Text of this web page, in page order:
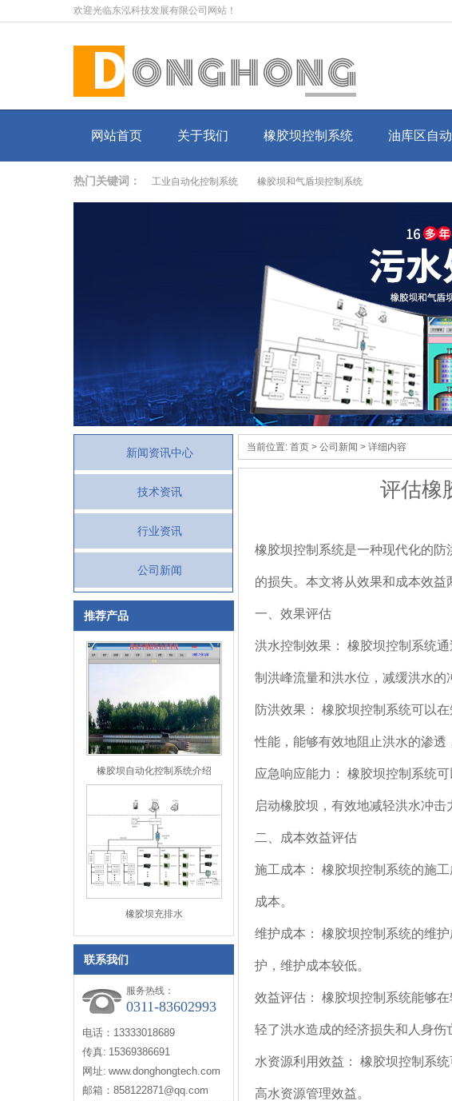
欢迎光临东泓科技发展有限公司网站！
网站首页 关于我们 橡胶坝控制系统 油库区自
热门关键词： 工业自动化控制系统 橡胶坝和气盾坝控制系统
新闻资讯中心
技术资讯
行业资讯
公司新闻
推荐产品
橡胶坝自动化控制系统介绍
橡胶坝充排水
联系我们
服务热线：
0311-83602993
电话：13333018689
传真: 15369386691
网址: www.donghongtech.com
邮箱：858122871@qq.com
当前位置: 首页 > 公司新闻 > 详细内容
评估橡
橡胶坝控制系统是一种现代化的防
的损失。本文将从效果和成本效益
一、效果评估
洪水控制效果： 橡胶坝控制系统
制洪峰流量和洪水位，减缓洪水的
防洪效果： 橡胶坝控制系统可以
性能，能够有效地阻止洪水的渗透
应急响应能力： 橡胶坝控制系统
启动橡胶坝，有效地减轻洪水冲击
二、成本效益评估
施工成本： 橡胶坝控制系统的施
成本。
维护成本： 橡胶坝控制系统的维
护，维护成本较低。
效益评估： 橡胶坝控制系统能够
轻了洪水造成的经济损失和人身伤
水资源利用效益： 橡胶坝控制系
高水资源管理效益。